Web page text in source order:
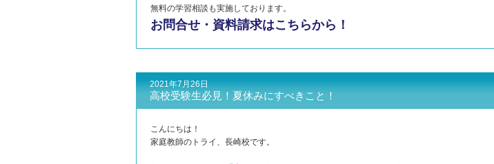
無料の学習相談も実施しております。
お問合せ・資料請求はこちらから！
2021年7月26日
高校受験生必見！夏休みにすべきこと！
こんにちは！
家庭教師のトライ、長崎校です。